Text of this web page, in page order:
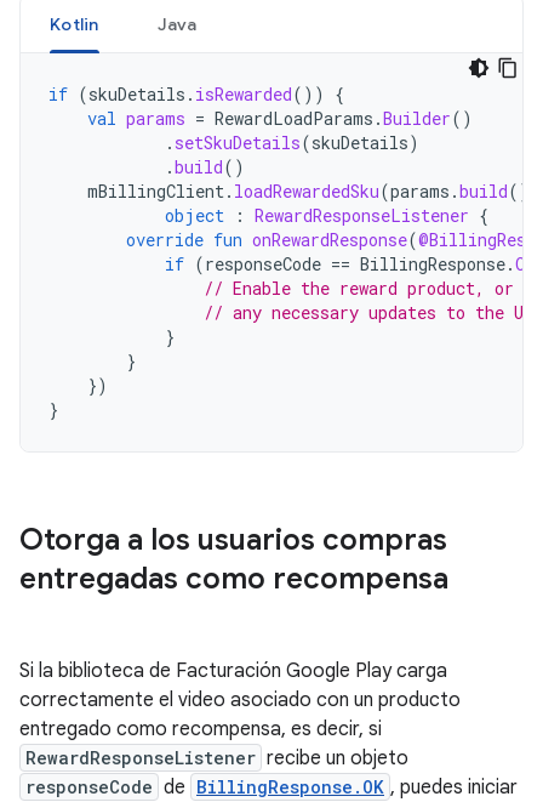
Kotlin Java
if (skuDetails . isRewarded())
{
val params = RewardLoadParams .Builder()
. setSkuDetails(skuDetails)
.build()
mBillingClient. loadRewardedSku(params .build(),
object
: RewardResponseListener {
override fun onRewardResponse(
if (responseCode == BillingResponse.OK
// Enable the reward product, or
// any necessary updates to the UI.
}
}
})
}
Otorga a los usuarios compras
entregadas como recompensa
Si la biblioteca de Facturación Google Play carga
correctamente el video asociado con un producto
entregado como recompensa, es decir, si
RewardResponseListener recibe un objeto
responseCode de BillingResponse.OK , puedes iniciar